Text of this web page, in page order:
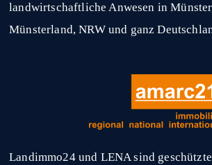
landwirtschaftliche Anwesen in
Münsterland, NRW und ganz
Landimmo24 und LENA sind